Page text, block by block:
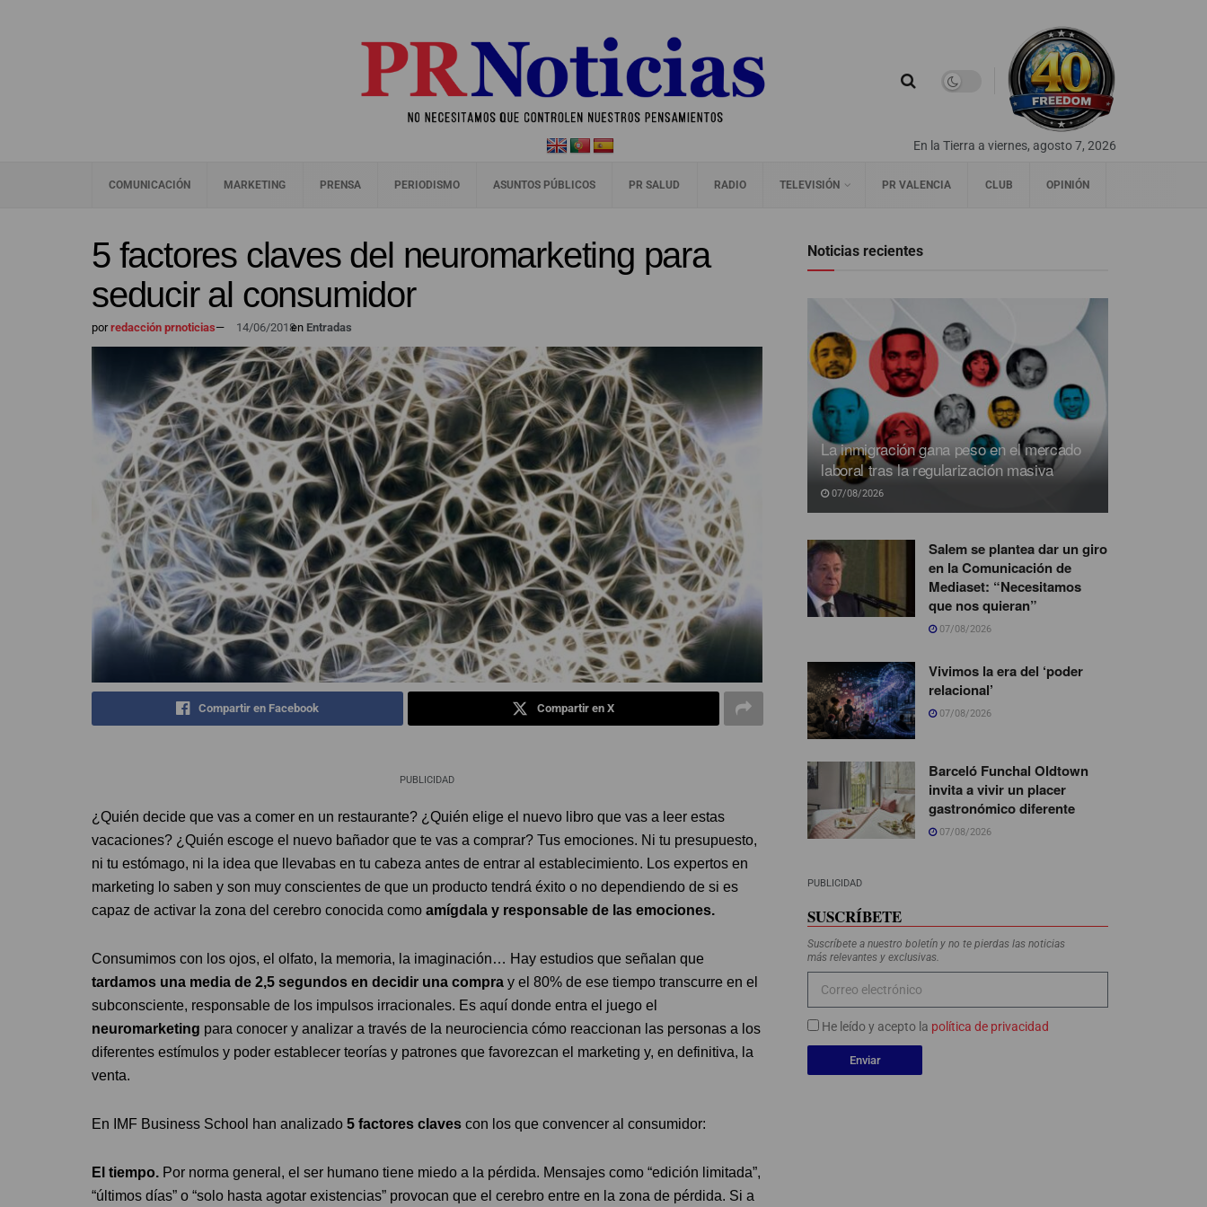
En la Tierra a viernes, agosto 7, 2026
COMUNICACIÓN MARKETING PRENSA PERIODISMO ASUNTOS PÚBLICOS PR SALUD RADIO TELEVISIÓN PR VALENCIA CLUB OPINIÓN
5 factores claves del neuromarketing para
seducir al consumidor
porredacción prnoticias— 14/06/2018en Entradas
Compartir en Facebook Compartir en X
PUBLICIDAD
¿Quién decide que vas a comer en un restaurante? ¿Quién elige el nuevo libro que vas a leer estas
vacaciones? ¿Quién escoge el nuevo bañador que te vas a comprar? Tus emociones. Ni tu presupuesto,
ni tu estómago, ni la idea que llevabas en tu cabeza antes de entrar al establecimiento. Los expertos en
marketing lo saben y son muy conscientes de que un producto tendrá éxito o no dependiendo de si es
capaz de activar la zona del cerebro conocida como amígdala y responsable de las emociones.
Consumimos con los ojos, el olfato, la memoria, la imaginación… Hay estudios que señalan que
tardamos una media de 2,5 segundos en decidir una compra y el 80% de ese tiempo transcurre en el
subconsciente, responsable de los impulsos irracionales. Es aquí donde entra el juego el
neuromarketing para conocer y analizar a través de la neurociencia cómo reaccionan las personas a los
diferentes estímulos y poder establecer teorías y patrones que favorezcan el marketing y, en definitiva, la
venta.
En IMF Business School han analizado 5 factores claves con los que convencer al consumidor:
El tiempo. Por norma general, el ser humano tiene miedo a la pérdida. Mensajes como “edición limitada”,
“últimos días” o “solo hasta agotar existencias” provocan que el cerebro entre en la zona de pérdida. Si a
Noticias recientes
La inmigración gana peso en el mercado
laboral tras la regularización masiva
07/08/2026
Salem se plantea dar un giro
en la Comunicación de
Mediaset: “Necesitamos
que nos quieran”
07/08/2026
Vivimos la era del ‘poder
relacional’
07/08/2026
Barceló Funchal Oldtown
invita a vivir un placer
gastronómico diferente
07/08/2026
PUBLICIDAD
SUSCRÍBETE
Suscríbete a nuestro boletín y no te pierdas las noticias
más relevantes y exclusivas.
He leído y acepto la política de privacidad
Enviar